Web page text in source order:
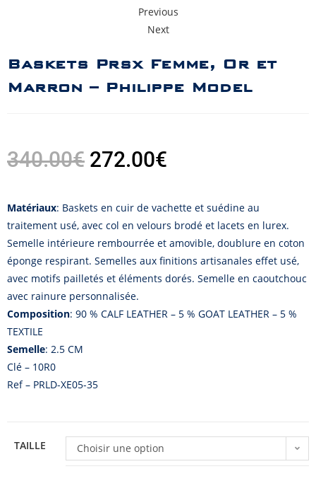
Previous
Next
Baskets Prsx Femme, Or et
Marron – Philippe Model
340.00€ 272.00€
Matériaux: Baskets en cuir de vachette et suédine au
traitement usé, avec col en velours brodé et lacets en lurex.
Semelle intérieure rembourrée et amovible, doublure en coton
éponge respirant. Semelles aux finitions artisanales effet usé,
avec motifs pailletés et éléments dorés. Semelle en caoutchouc
avec rainure personnalisée.
Composition: 90 % CALF LEATHER – 5 % GOAT LEATHER – 5 %
TEXTILE
Semelle: 2.5 CM
Clé – 10R0
Ref – PRLD-XE05-35
TAILLE Choisir une option